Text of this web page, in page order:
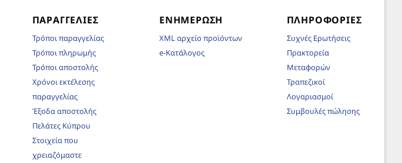
ΠΑΡΑΓΓΕΛΊΕΣ
Τρόποι παραγγελίας
Τρόποι πληρωμής
Τρόποι αποστολής
Χρόνοι εκτέλεσης
παραγγελίας
Έξοδα αποστολής
Πελάτες Κύπρου
Στοιχεία που
χρειαζόμαστε
ΕΝΗΜΈΡΩΣΗ
XML αρχείο προϊόντων
e-Κατάλογος
ΠΛΗΡΟΦΟΡΊΕΣ
Συχνές Ερωτήσεις
Πρακτορεία
Μεταφορών
Τραπεζικοί
Λογαριασμοί
Συμβουλές πώλησης